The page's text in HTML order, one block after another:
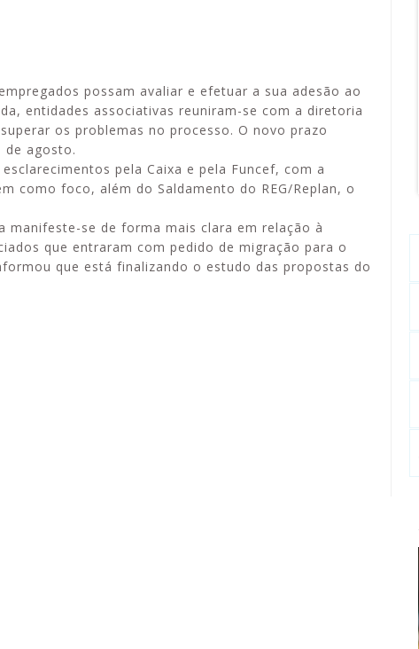
possam avaliar e efetuar a sua adesão ao
entidades associativas reuniram-se com a diretoria
os problemas no processo. O novo prazo
de agosto.
pela Caixa e pela Funcef, com a
como foco, além do Saldamento do REG/Replan, o
se de forma mais clara em relação à
que entraram com pedido de migração para o
que está finalizando o estudo das propostas do
a parceria da Apcef
e invista em saúde
de lazer!
Alerta: golpistas usam
WhatsApp e e-mail para
enviar falsas mensagens
sobre processos judiciais